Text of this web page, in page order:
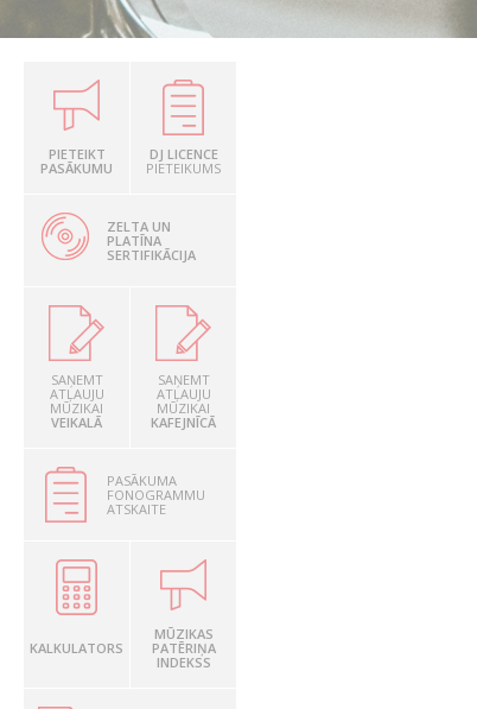
PIETEIKT
PASĀKUMU
DJ LICENCE
PIETEIKUMS
ZELTA UN
PLATĪNA
SERTIFIKĀCIJA
SAŅEMT
ATĻAUJU
MŪZIKAI
VEIKALĀ
SAŅEMT
ATĻAUJU
MŪZIKAI
KAFEJNĪCĀ
PASĀKUMA
FONOGRAMMU
ATSKAITE
KALKULATORS
MŪZIKAS
PATĒRIŅA
INDEKSS